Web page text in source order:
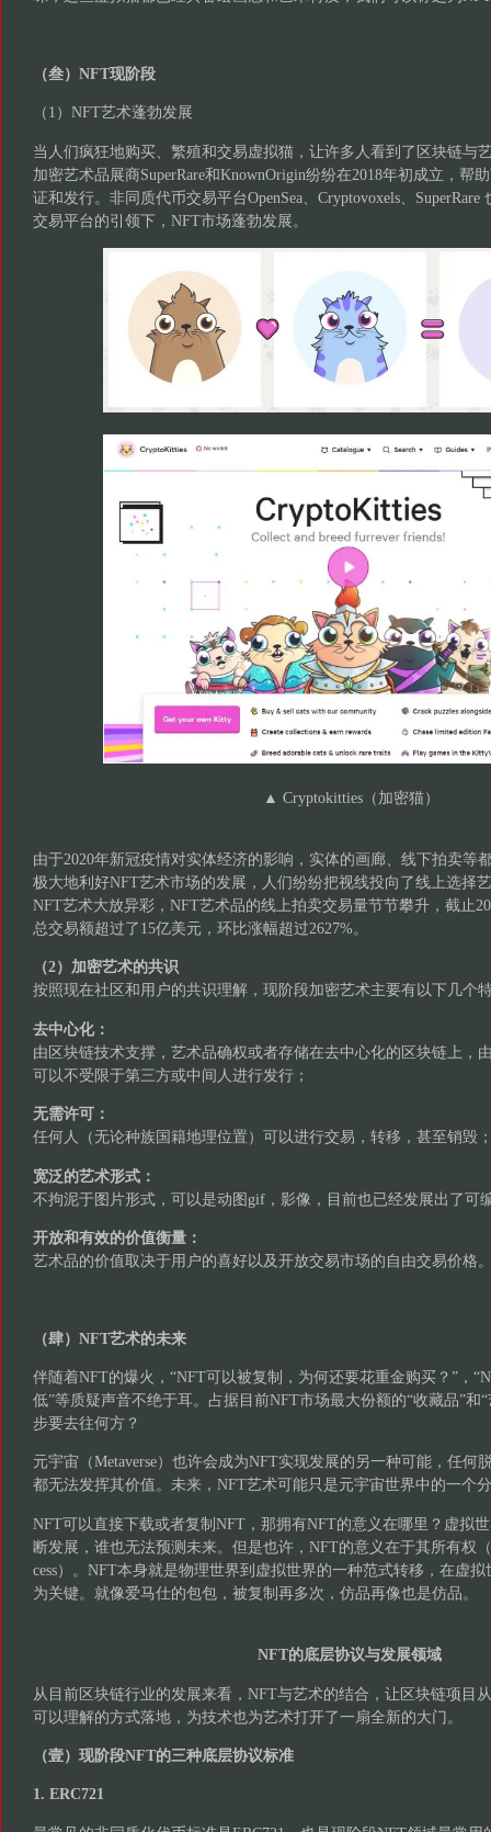
（叁）NFT现阶段
（1）NFT艺术蓬勃发展
当人们疯狂地购买、繁殖和交易虚拟猫，让许多人看到了区块链与
加密艺术品展商SuperRare和KnownOrigin纷纷在2018年初成立，帮
证和发行。非同质代币交易平台OpenSea、Cryptovoxels、
交易平台的引领下，NFT市场蓬勃发展。
▲ Cryptokitties（加密猫）
由于2020年新冠疫情对实体经济的影响，实体的画廊、线下拍卖等
极大地利好NFT艺术市场的发展，人们纷纷把视线投向了线上选择
NFT艺术大放异彩，NFT艺术品的线上拍卖交易量节节攀升，截止
总交易额超过了15亿美元，环比涨幅超过2627%。
（2）加密艺术的共识
按照现在社区和用户的共识理解，现阶段加密艺术主要有以下几个
去中心化：
由区块链技术支撑，艺术品确权或者存储在去中心化的区块链上，
可以不受限于第三方或中间人进行发行；
无需许可：
任何人（无论种族国籍地理位置）可以进行交易，转移，甚至销毁
宽泛的艺术形式：
不拘泥于图片形式，可以是动图gif，影像，目前也已经发展出了可
开放和有效的价值衡量：
艺术品的价值取决于用户的喜好以及开放交易市场的自由交易价格
（肆）NFT艺术的未来
伴随着NFT的爆火，“NFT可以被复制，为何还要花重金购买？”，
低”等质疑声音不绝于耳。占据目前NFT市场最大份额的“收藏品”和
步要去往何方？
元宇宙（Metaverse）也许会成为NFT实现发展的另一种可能，任何
都无法发挥其价值。未来，NFT艺术可能只是元宇宙世界中的一个
NFT可以直接下载或者复制NFT，那拥有NFT的意义在哪里？虚拟
断发展，谁也无法预测未来。但是也许，NFT的意义在于其所有权
cess）。NFT本身就是物理世界到虚拟世界的一种范式转移，在虚
为关键。就像爱马仕的包包，被复制再多次，仿品再像也是仿品。
NFT的底层协议与发展领域
从目前区块链行业的发展来看，NFT与艺术的结合，让区块链项目
可以理解的方式落地，为技术也为艺术打开了一扇全新的大门。
（壹）现阶段NFT的三种底层协议标准
1. ERC721